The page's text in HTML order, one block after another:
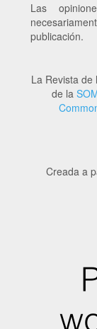
Las
publicación.
La Revista de
de la
Creada a